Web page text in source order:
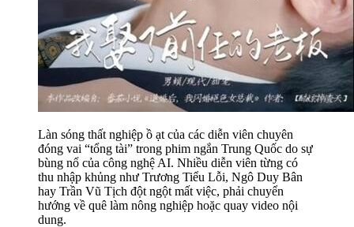
Làn sóng thất nghiệp ồ ạt của các diễn viên chuyên
đóng vai “tổng tài” trong phim ngắn Trung Quốc do sự
bùng nổ của công nghệ AI. Nhiều diễn viên từng có
thu nhập khủng như Trương Tiểu Lỗi, Ngô Duy Bân
hay Trần Vũ Tịch đột ngột mất việc, phải chuyển
hướng về quê làm nông nghiệp hoặc quay video nội
dung.